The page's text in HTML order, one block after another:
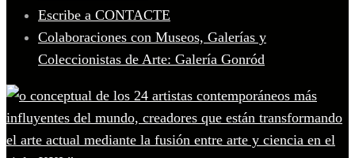
Escribe a CONTACTE
Colaboraciones con Museos, Galerías y
Coleccionistas de Arte: Galería Gonród